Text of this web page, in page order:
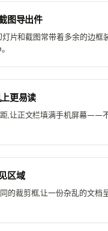
图导出件
灯片和截图常带着多余的边框
更易读
,让正文栏填满手机屏幕——
区域
的裁剪框,让一份杂乱的文档